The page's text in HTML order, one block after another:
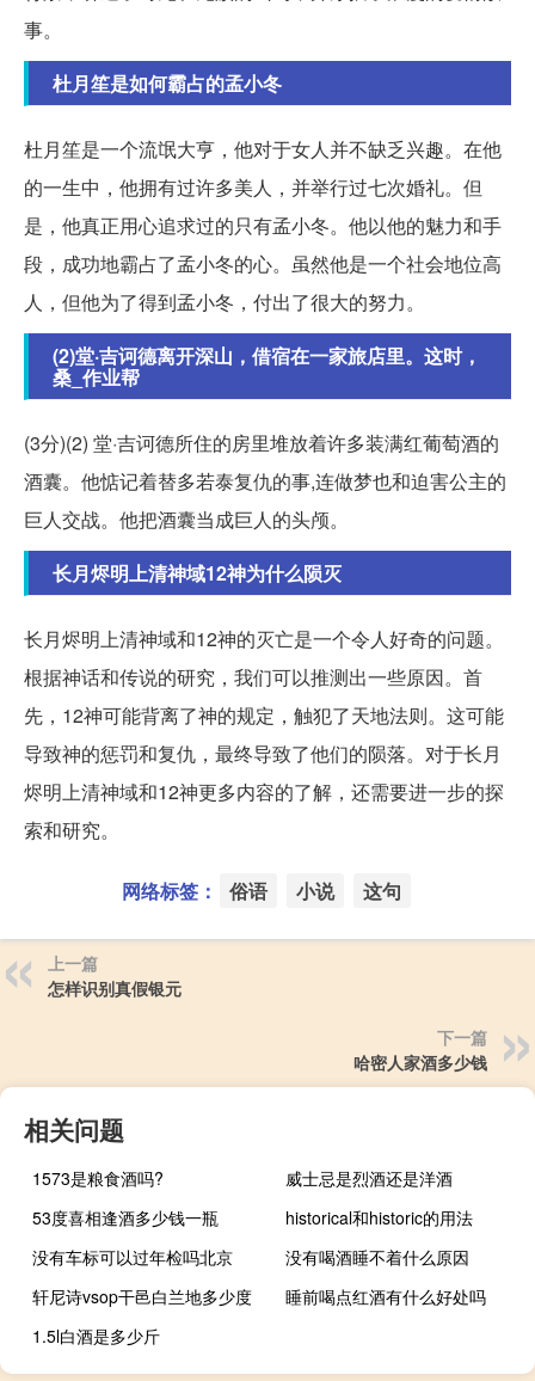
事。
杜月笙是如何霸占的孟小冬
杜月笙是一个流氓大亨，他对于女人并不缺乏兴趣。在他
的一生中，他拥有过许多美人，并举行过七次婚礼。但
是，他真正用心追求过的只有孟小冬。他以他的魅力和手
段，成功地霸占了孟小冬的心。虽然他是一个社会地位高
人，但他为了得到孟小冬，付出了很大的努力。
(2)堂·吉诃德离开深山，借宿在一家旅店里。这时，
桑_作业帮
(3分)(2) 堂·吉诃德所住的房里堆放着许多装满红葡萄酒的
酒囊。他惦记着替多若泰复仇的事,连做梦也和迫害公主的
巨人交战。他把酒囊当成巨人的头颅。
长月烬明上清神域12神为什么陨灭
长月烬明上清神域和12神的灭亡是一个令人好奇的问题。
根据神话和传说的研究，我们可以推测出一些原因。首
先，12神可能背离了神的规定，触犯了天地法则。这可能
导致神的惩罚和复仇，最终导致了他们的陨落。对于长月
烬明上清神域和12神更多内容的了解，还需要进一步的探
索和研究。
网络标签： 俗语 小说 这句
上一篇
怎样识别真假银元
下一篇
哈密人家酒多少钱
相关问题
1573是粮食酒吗?
威士忌是烈酒还是洋酒
53度喜相逢酒多少钱一瓶
historical和historic的用法
没有车标可以过年检吗北京
没有喝酒睡不着什么原因
轩尼诗vsop干邑白兰地多少度
睡前喝点红酒有什么好处吗
1.5l白酒是多少斤